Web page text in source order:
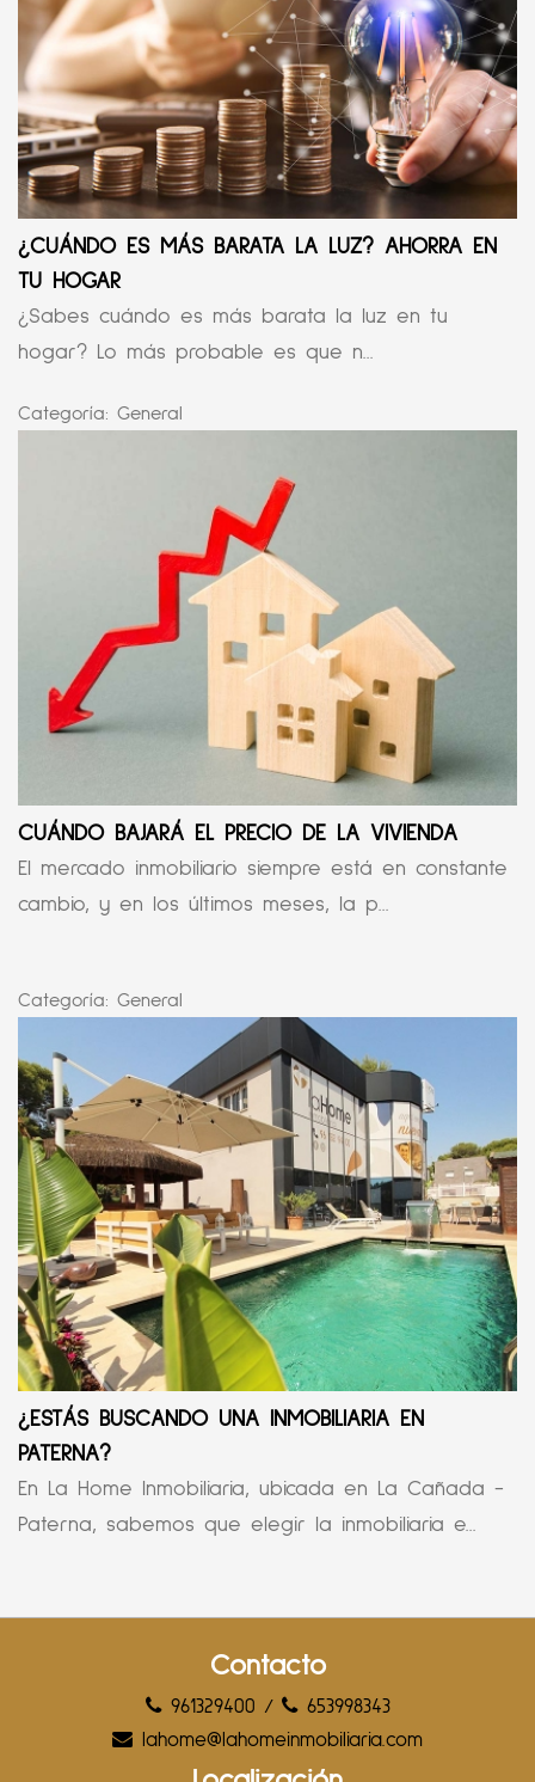
¿CUÁNDO ES MÁS BARATA LA LUZ? AHORRA EN
TU HOGAR
¿Sabes cuándo es más barata la luz en tu
hogar? Lo más probable es que n...
Categoría: General
CUÁNDO BAJARÁ EL PRECIO DE LA VIVIENDA
El mercado inmobiliario siempre está en constante
cambio, y en los últimos meses, la p...
Categoría: General
¿ESTÁS BUSCANDO UNA INMOBILIARIA EN
PATERNA?
En La Home Inmobiliaria, ubicada en La Cañada -
Paterna, sabemos que elegir la inmobiliaria e...
Contacto
961329400 /
653998343
lahome@lahomeinmobiliaria.com